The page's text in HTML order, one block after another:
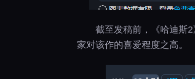
截至发稿前，《哈迪斯
家对该作的喜爱程度之高。